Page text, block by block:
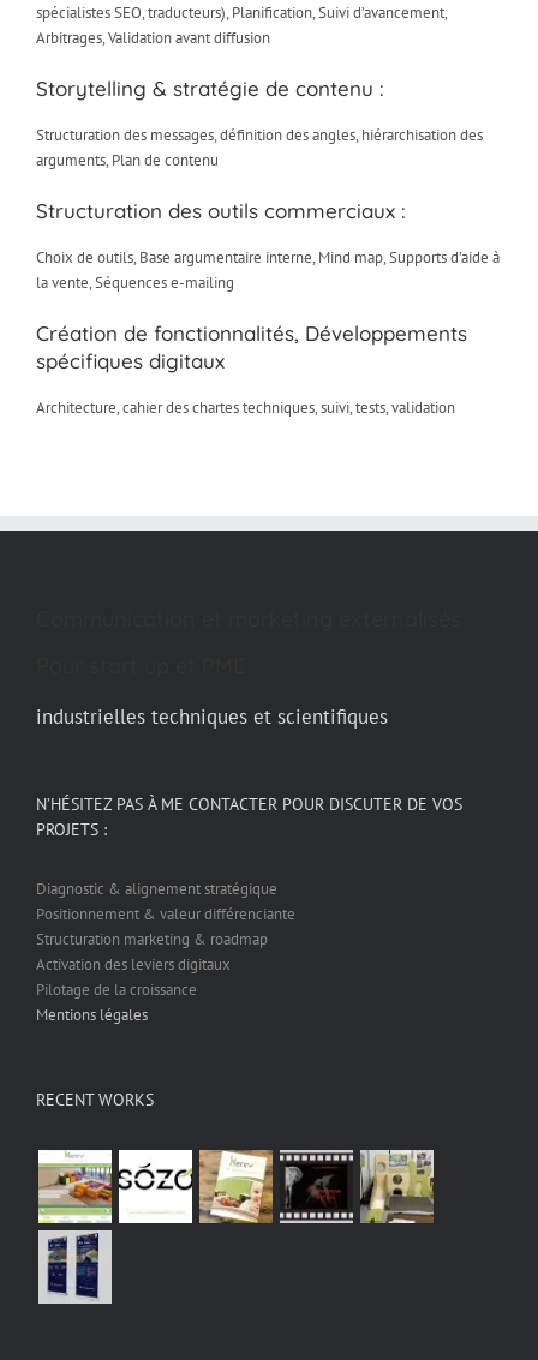
spécialistes SEO, traducteurs), Planification, Suivi d’avancement,
Arbitrages, Validation avant diffusion
Storytelling & stratégie de contenu :
Structuration des messages, définition des angles, hiérarchisation des
arguments, Plan de contenu
Structuration des outils commerciaux :
Choix de outils, Base argumentaire interne, Mind map, Supports d’aide à
la vente, Séquences e-mailing
Création de fonctionnalités, Développements
spécifiques digitaux
Architecture, cahier des chartes techniques, suivi, tests, validation
industrielles techniques et scientifiques
N’HÉSITEZ PAS À ME CONTACTER POUR DISCUTER DE VOS
PROJETS :
Diagnostic & alignement stratégique
Positionnement & valeur différenciante
Structuration marketing & roadmap
Activation des leviers digitaux
Pilotage de la croissance
Mentions légales
RECENT WORKS